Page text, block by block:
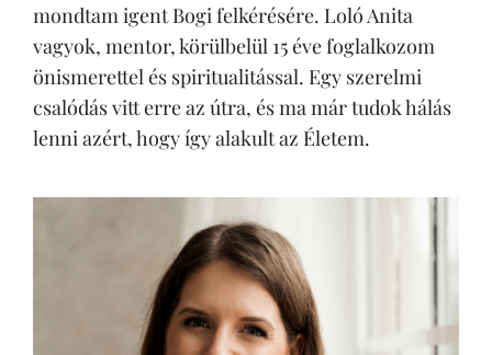
mondtam igent Bogi felkérésére. Loló Anita
vagyok, mentor, körülbelül 15 éve foglalkozom
önismerettel és spiritualitással. Egy szerelmi
csalódás vitt erre az útra, és ma már tudok hálás
lenni azért, hogy így alakult az Életem.